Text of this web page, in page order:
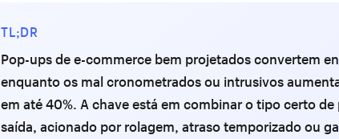
TL;DR
Pop-ups de e-commerce bem projetados convertem
enquanto os mal cronometrados ou intrusivos
em até 40%. A chave está em combinar o tipo certo
saída, acionado por rolagem, atraso temporizado ou